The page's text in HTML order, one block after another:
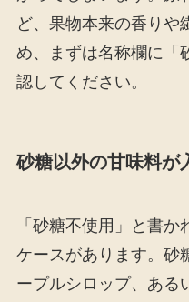
ど、果物本来の香りや
め、まずは名称欄に「
認してください。
砂糖以外の甘味料が
「砂糖不使用」と書
ケースがあります。砂
ープルシロップ、ある